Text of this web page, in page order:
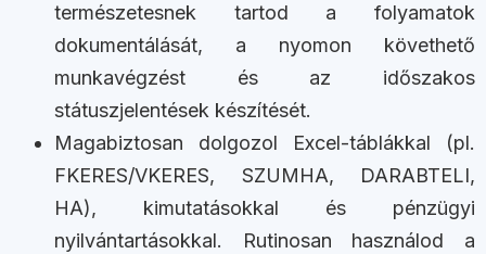
természetesnek tartod a folyamatok
dokumentálását, a nyomon követhető
munkavégzést és az időszakos
státuszjelentések készítését.
Magabiztosan dolgozol Excel-táblákkal (pl.
FKERES/VKERES, SZUMHA, DARABTELI,
HA), kimutatásokkal és pénzügyi
nyilvántartásokkal. Rutinosan használod a